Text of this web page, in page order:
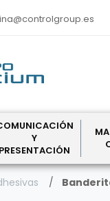
Y
PRESENTACIÓN